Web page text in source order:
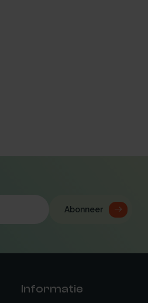
Abonneer
Informatie